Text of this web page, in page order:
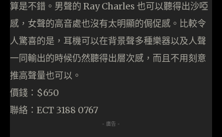
算是不錯。男聲的 Ray Charles 也可以聽得出沙啞
感，女聲的高音處也沒有太明顯的侷促感。比較令
人驚喜的是，耳機可以在背景聲多種樂器以及人聲
一同輸出的時候仍然聽得出層次感，而且不用刻意
推高聲量也可以。
價錢：$650
聯絡：ECT 3188 0767
- 廣告 -